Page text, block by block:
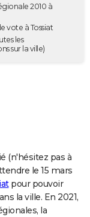
2010 à
vote à Tossiat
les
sur la ville)
(n'hésitez pas à
le 15 mars
pour pouvoir
la ville. En 2021,
la